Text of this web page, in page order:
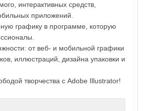
интерактивных средств,
приложений.
графику в программе, которую
от веб- и мобильной графики
иллюстраций, дизайна упаковки и
творчества с Adobe Illustrator!